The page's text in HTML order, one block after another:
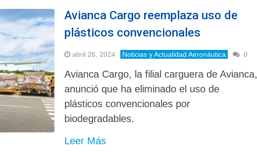
Avianca Cargo reemplaza uso de
plásticos convencionales
abril 26, 2024 Noticias y Actualidad Aeronáutica 0
Avianca Cargo, la filial carguera de Avianca,
anunció que ha eliminado el uso de
plásticos convencionales por
biodegradables.
Leer Más